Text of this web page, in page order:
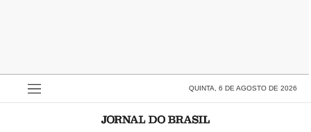
QUINTA, 6 DE AGOSTO DE 2026